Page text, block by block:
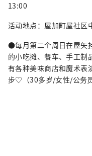
13:00
活动地点：屋加町屋社区
●每月第二个周日在屋矢
的小吃摊、餐车、手工制
有各种美味商店和魔术表
步♡（30多岁/女性/公务员